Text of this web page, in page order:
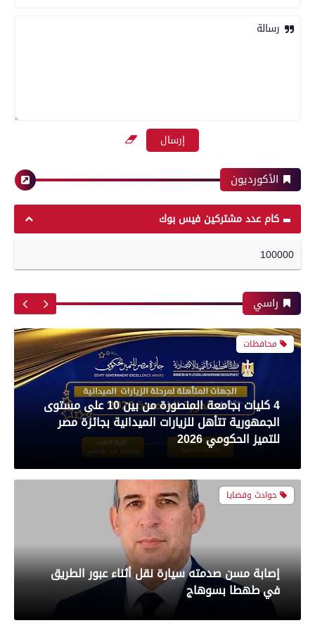
بعدسة الخبر المصري| شاهد أبرز لقطات مباراة
الأهلي وبيراميدز فى الدورى
رياضة
بعدسة الخبر المصري| شاهد أبرز لقطات مباراة
الكونفدرالية الإفريقية
رياضة
بعدسة الخبر المصري| شاهد أبرز لقطات مباراة
الأهلي و سيراميك فى الدورى
رياضة
بعدسة الخبر المصري| شاهد أبرز لقطات مباراة
الزمالك والمصري البورسعيدي فى الدوري
رسالة
الأكورديون
كام عدد مشتركين فيس بوك
100000
راسي
للاستهلاك الآدمى قبل طرحه بالأسواق
محافظات
مدير أمن سوهاج يواصل جولاته المفاجئة ويتفقد
الكنائس والأديرة
محافظات
4 كليات بجامعة المنصورة من بين 10 على مستوى
الجمهورية تتأهل للزيارات الميدانية بجائزة مصر
للتميز الحكومي 2026
حوادث وقضايا
إصابة مسن صدمته سيارة نقل أثناء عبور الطريق
في طهطا بسوهاج